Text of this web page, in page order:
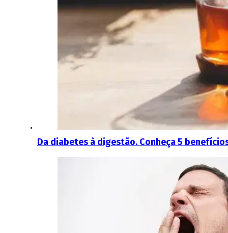
Da diabetes à digestão. Conheça 5